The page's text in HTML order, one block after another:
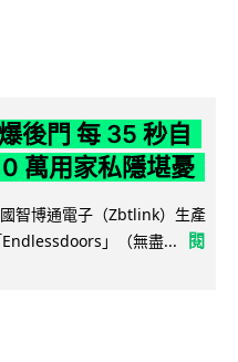
後門 每 35 秒自
萬用家私隱堪憂
智博通電子（Zbtlink）生產
」（無盡...
閱